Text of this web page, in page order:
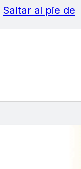
Saltar al pie de